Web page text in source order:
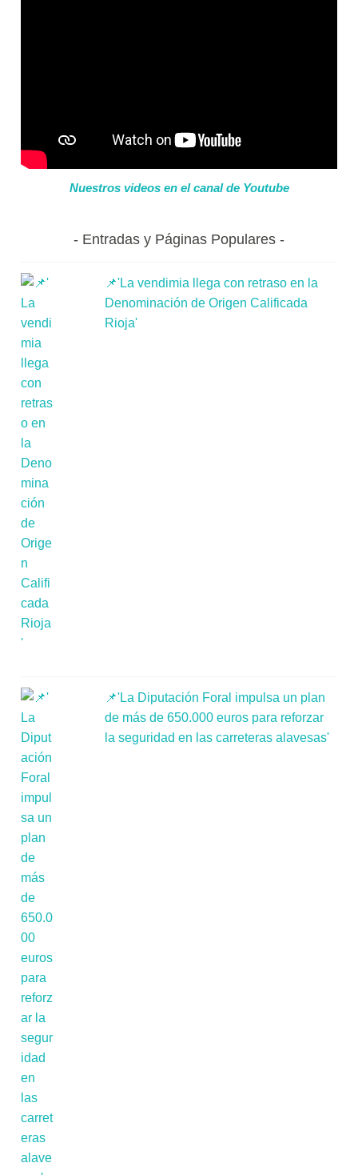
Nuestros videos en el canal de Youtube
Entradas y Páginas Populares
📌'La vendimia llega con retraso en la
Denominación de Origen Calificada
Rioja'
📌'La Diputación Foral impulsa un plan
de más de 650.000 euros para reforzar
la seguridad en las carreteras alavesas'